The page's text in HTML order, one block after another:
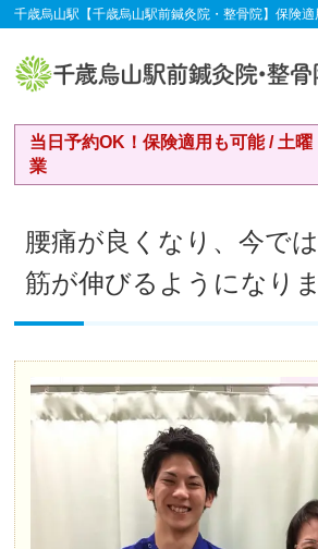
千歳烏山駅【千歳烏山駅前鍼灸院・整骨院】保険
当日予約OK！保険適用も可能 / 土
業
腰痛が良くなり、今で
筋が伸びるようになり